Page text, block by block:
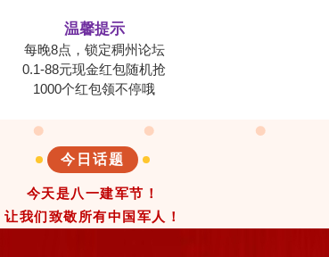
温馨提示
每晚8点，锁定稠州论坛
0.1-88元现金红包随机抢
1000个红包领不停哦
今日话题
今天是八一建军节！
让我们致敬所有中国军人！